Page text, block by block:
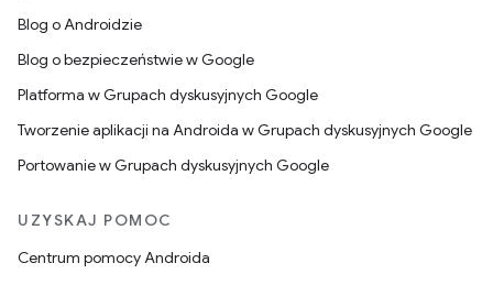
Blog o Androidzie
Blog o bezpieczeństwie w Google
Platforma w Grupach dyskusyjnych Google
Tworzenie aplikacji na Androida w Grupach dyskusyjnych Google
Portowanie w Grupach dyskusyjnych Google
UZYSKAJ POMOC
Centrum pomocy Androida